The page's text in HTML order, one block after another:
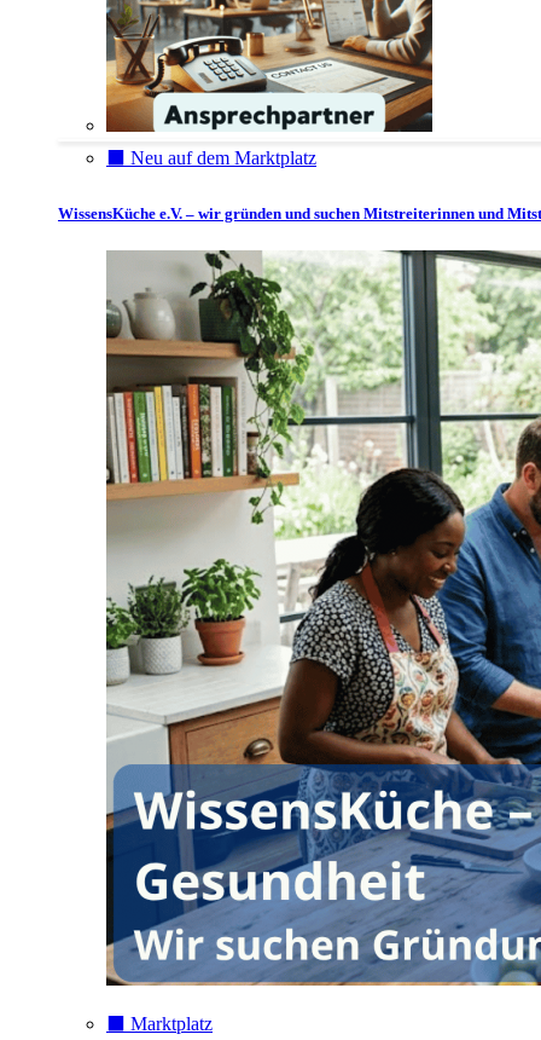
⬛️ Neu auf dem Marktplatz
WissensKüche e.V. – wir gründen und suchen Mitstreiterinnen und
⬛️ Marktplatz